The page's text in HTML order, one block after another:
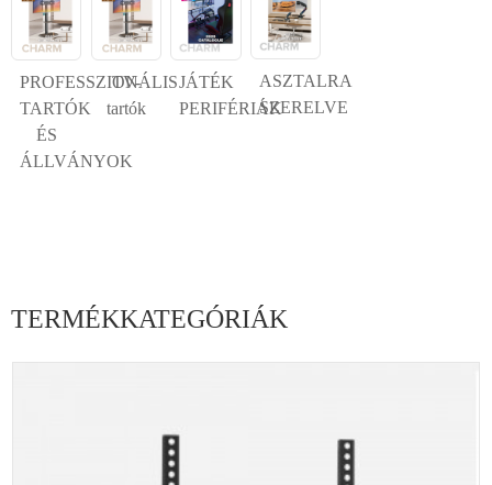
PROFESSZIONÁLIS
TARTÓK
ÉS
ÁLLVÁNYOK
TV-
tartók
JÁTÉK
PERIFÉRIÁK
ASZTALRA
SZERELVE
TERMÉKKATEGÓRIÁK